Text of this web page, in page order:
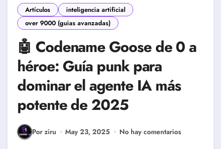
Artículos
inteligencia artificial
over 9000 (guias avanzadas)
🤖 Codename Goose de 0 a
héroe: Guía punk para
dominar el agente IA más
potente de 2025
Por ziru May 23, 2025 No hay comentarios